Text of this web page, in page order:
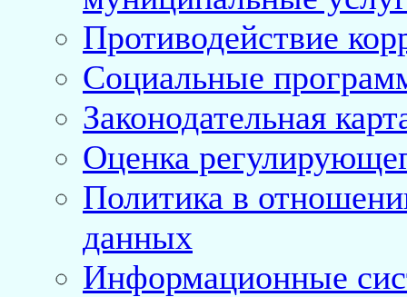
Противодействие
Социальные
Законодательная
Оценка
Политика в
данных
Информационные